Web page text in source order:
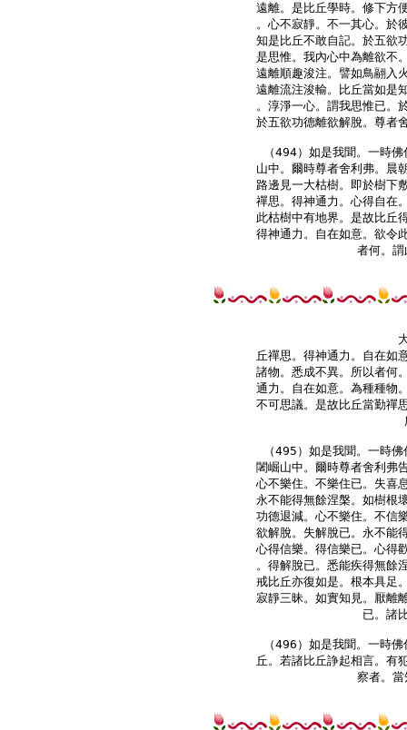
遠離。是比丘學時。修下方
。心不寂靜。不一其心。於
知是比丘不敢自記。於五欲
是思惟。我內心中為離欲不
遠離順趣浚注。譬如鳥翮入
遠離流注浚輸。比丘當如是
。淳淨一心。謂我思惟已。
於五欲功德離欲解脫。尊者
（494）如是我聞。一時
山中。爾時尊者舍利弗。晨
路邊見一大枯樹。即於樹下
禪思。得神通力。心得自在
此枯樹中有地界。是故比丘
得神通力。自在如意。欲令
丘禪思。得神通力。自在如
諸物。悉成不異。所以者何
通力。自在如意。為種種物
不可思議。是故比丘當勤禪
（495）如是我聞。一時
闍崛山中。爾時尊者舍利弗
心不樂住。不樂住已。失喜
永不能得無餘涅槃。如樹根
功德退減。心不樂住。不信
欲解脫。失解脫已。永不能
心得信樂。得信樂已。心得
。得解脫已。悉能疾得無餘
戒比丘亦復如是。根本具足
寂靜三昧。如實知見。厭離
已。諸
（496）如是我聞。一時
丘。若諸比丘諍起相言。有